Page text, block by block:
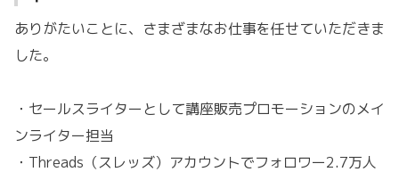
ありがたいことに、さまざまなお仕事を任せていただきま
した。
・セールスライターとして講座販売プロモーションのメイ
ンライター担当
・Threads（スレッズ）アカウントでフォロワー2.7万人